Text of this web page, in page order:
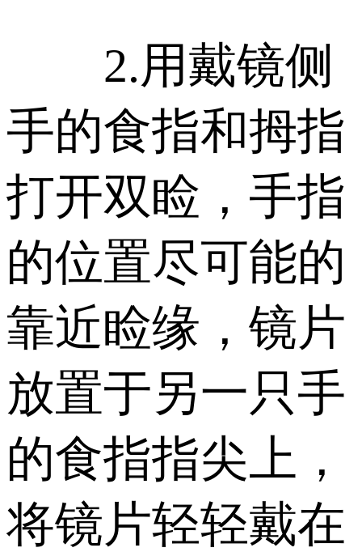
2.用戴镜侧
手的食指和拇指
打开双睑，手指
的位置尽可能的
靠近睑缘，镜片
放置于另一只手
的食指指尖上，
将镜片轻轻戴在